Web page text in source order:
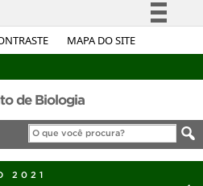
MAPA DO SITE
Simplifique!
Acesso à informação
Legislação
Canais
de Biologia
2021